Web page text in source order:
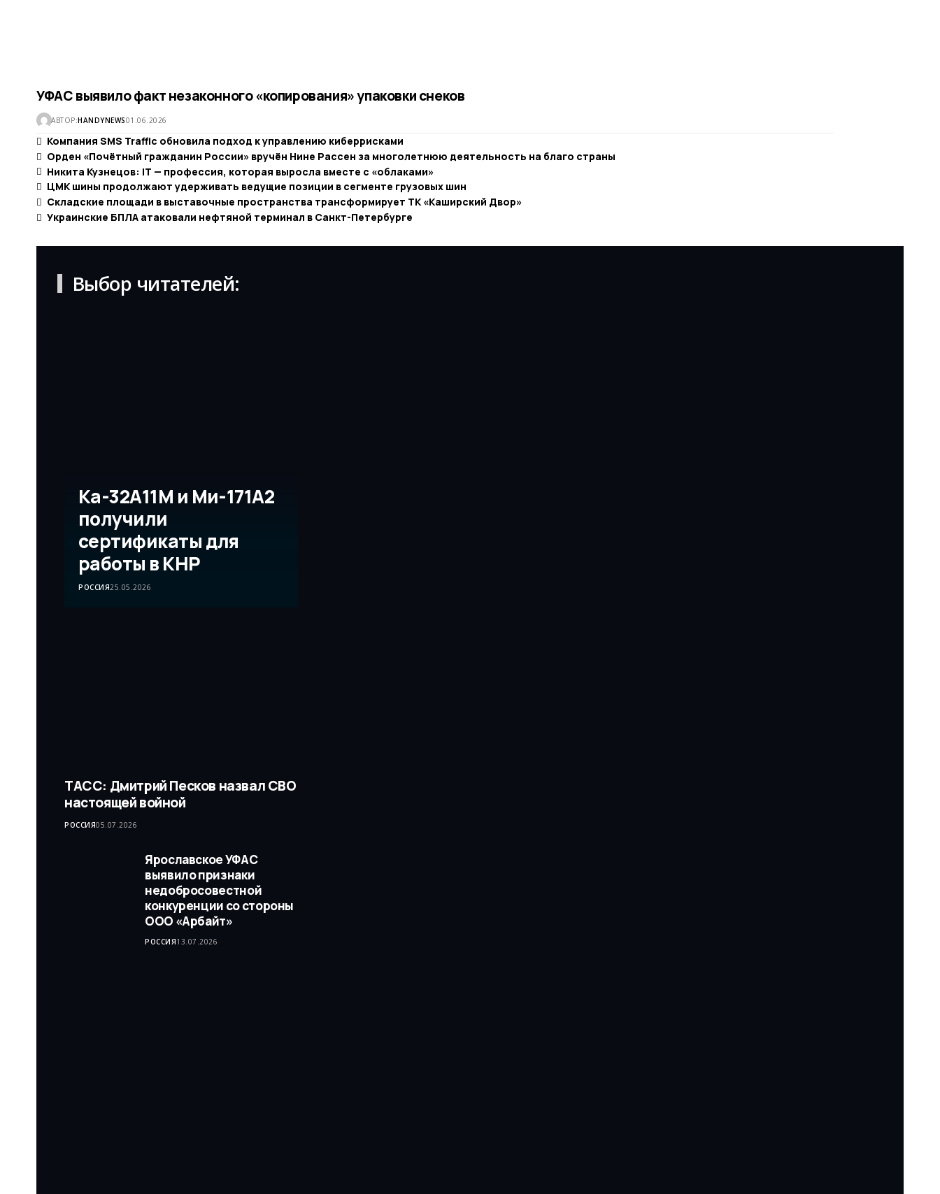
УФАС выявило факт незаконного «копирования» упаковки снеков
АВТОР:HANDYNEWS01.06.2026
Компания SMS Traffic обновила подход к управлению киберрисками
Орден «Почётный гражданин России» вручён Нине Рассен за многолетнюю деятельность на благо страны
Никита Кузнецов: IT — профессия, которая выросла вместе с «облаками»
ЦМК шины продолжают удерживать ведущие позиции в сегменте грузовых шин
Складские площади в выставочные пространства трансформирует ТК «Каширский Двор»
Украинские БПЛА атаковали нефтяной терминал в Санкт-Петербурге
Выбор читателей:
Ка-32А11М и Ми-171А2
получили
сертификаты для
работы в КНР
РОССИЯ25.05.2026
ТАСС: Дмитрий Песков назвал СВО
настоящей войной
РОССИЯ05.07.2026
Ярославское УФАС
выявило признаки
недобросовестной
конкуренции со стороны
ООО «Арбайт»
РОССИЯ13.07.2026